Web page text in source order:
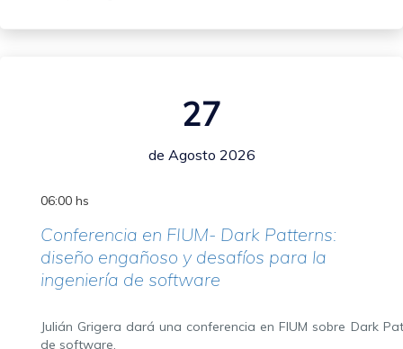
27
de Agosto 2026
06:00 hs
Conferencia en FIUM- Dark Patterns:
diseño engañoso y desafíos para la
ingeniería de software
Julián Grigera dará una conferencia en FIUM sobre Dark
de software.